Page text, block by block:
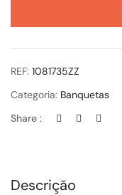
REF: 1081735ZZ
Categoria: Banquetas
Share :
Descrição